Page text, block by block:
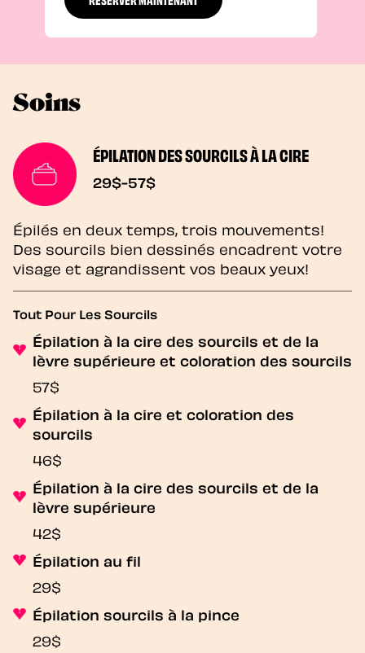
Soins
ÉPILATION DES SOURCILS À LA CIRE
29$-57$
Épilés en deux temps, trois mouvements!
Des sourcils bien dessinés encadrent votre
visage et agrandissent vos beaux yeux!
Tout Pour Les Sourcils
Épilation à la cire des sourcils et de la
lèvre supérieure et coloration des sourcils
57$
Épilation à la cire et coloration des
sourcils
46$
Épilation à la cire des sourcils et de la
lèvre supérieure
42$
Épilation au fil
29$
Épilation sourcils à la pince
29$